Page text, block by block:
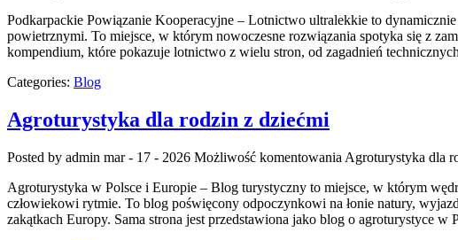
Podkarpackie Powiązanie Kooperacyjne – Lotnictwo ultralekkie to
powietrznymi. To miejsce, w którym nowoczesne rozwiązania spotyka się z
kompendium, które pokazuje lotnictwo z wielu stron, od zagadnień
Categories: Blog
Agroturystyka dla rodzin z dziećmi
Posted by admin mar - 17 - 2026 Możliwość komentowania Agroturystyka dla
Agroturystyka w Polsce i Europie – Blog turystyczny to miejsce, w którym
człowiekowi rytmie. To blog poświęcony odpoczynkowi na łonie natury,
zakątkach Europy. Sama strona jest przedstawiona jako blog o agroturystyce